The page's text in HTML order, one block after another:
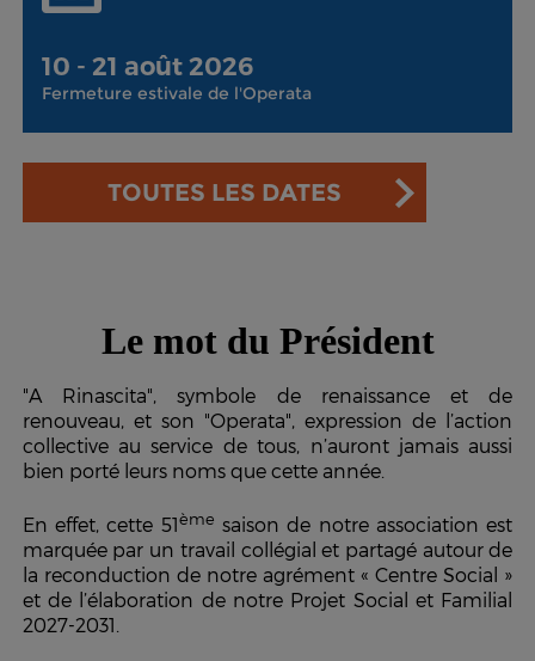
10 - 21 août 2026
Fermeture estivale de l'Operata
TOUTES LES DATES
Le mot du Président
"A Rinascita", symbole de renaissance et de
renouveau, et son "Operata", expression de l’action
collective au service de tous, n’auront jamais aussi
bien porté leurs noms que cette année.
En effet, cette 51ème saison de notre association est
marquée par un travail collégial et partagé autour de
la reconduction de notre agrément « Centre Social »
et de l’élaboration de notre Projet Social et Familial
2027-2031.